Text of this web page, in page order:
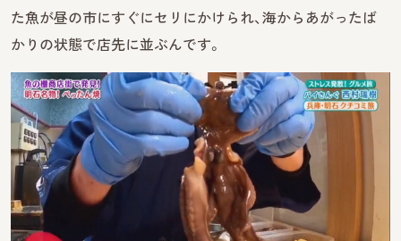
た魚が昼の市にすぐにセリにかけられ、海からあがったば
かりの状態で店先に並ぶんです。